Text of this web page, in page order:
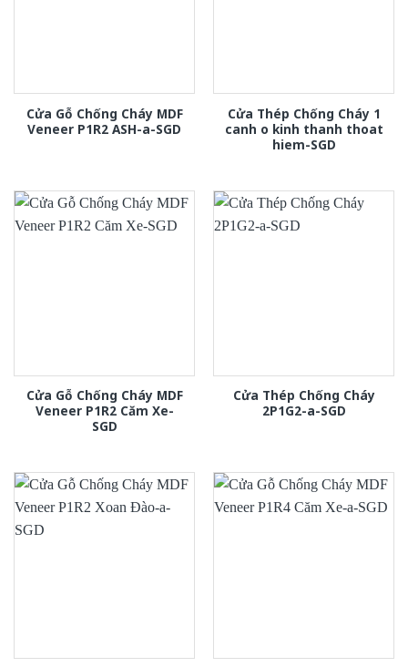
Cửa Gỗ Chống Cháy MDF
Veneer P1R2 ASH-a-SGD
Cửa Thép Chống Cháy 1
canh o kinh thanh thoat
hiem-SGD
Cửa Gỗ Chống Cháy MDF
Veneer P1R2 Căm Xe-
SGD
Cửa Thép Chống Cháy
2P1G2-a-SGD